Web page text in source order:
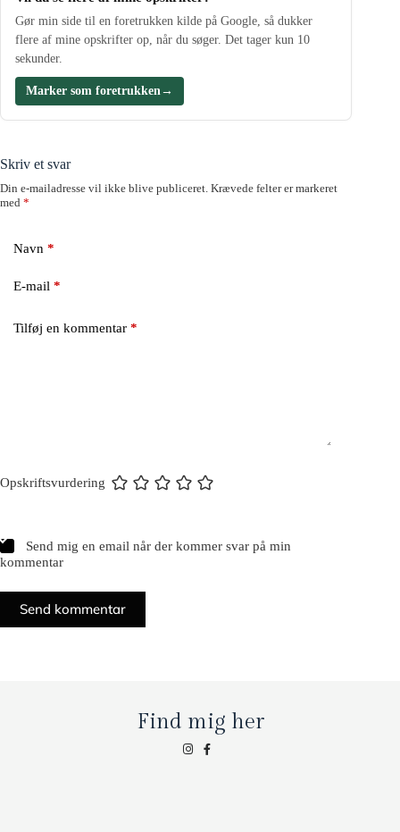
Gør min side til en foretrukken kilde på Google, så dukker
flere af mine opskrifter op, når du søger. Det tager kun 10
sekunder.
Marker som foretrukken →
Skriv et svar
Din e-mailadresse vil ikke blive publiceret. Krævede felter er markeret
med *
Navn *
E-mail *
Tilføj en kommentar *
Opskriftsvurdering
Send mig en email når der kommer svar på min
kommentar
Send kommentar
Find mig her